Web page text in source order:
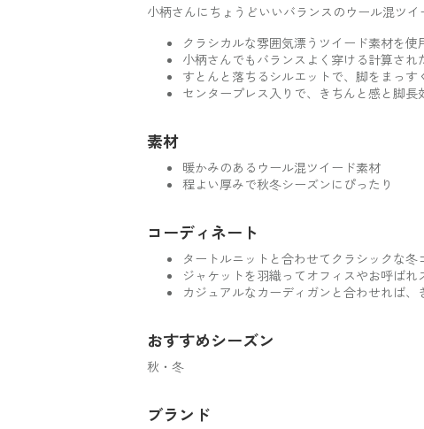
小柄さんにちょうどいいバランスのウール混ツイ
クラシカルな雰囲気漂うツイード素材を使
小柄さんでもバランスよく穿ける計算され
すとんと落ちるシルエットで、脚をまっす
センタープレス入りで、きちんと感と脚長
素材
暖かみのあるウール混ツイード素材
程よい厚みで秋冬シーズンにぴったり
コーディネート
タートルニットと合わせてクラシックな冬
ジャケットを羽織ってオフィスやお呼ばれ
カジュアルなカーディガンと合わせれば
おすすめシーズン
秋・冬
ブランド